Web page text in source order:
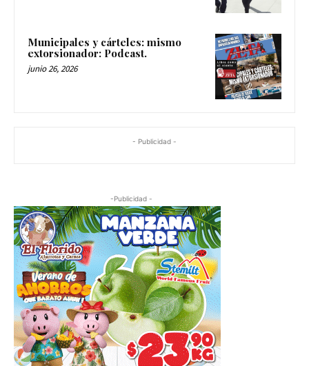
Municipales y cárteles: mismo
extorsionador: Podcast.
junio 26, 2026
- Publicidad -
-Publicidad -